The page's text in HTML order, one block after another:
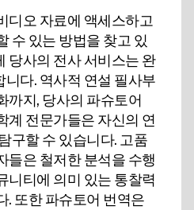
디오 자료에 액세스하고
수 있는 방법을 찾고 있
당사의 전사 서비스는 완
니다. 역사적 연설 필사부
까지, 당사의 파슈토어
계 전문가들은 자신의 연
구할 수 있습니다. 고품
들은 철저한 분석을 수행
니티에 의미 있는 통찰력
. 또한 파슈토어 번역은